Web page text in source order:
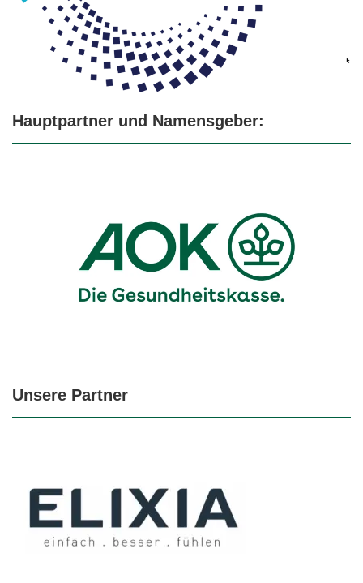
Hauptpartner und Namensgeber:
Unsere Partner